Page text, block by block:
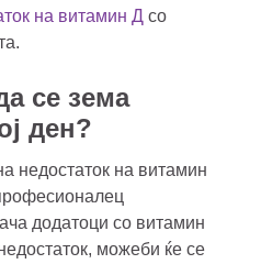
на витамин Д со
се зема
ден?
недостаток на витамин
додатоци со витамин
можеби ќе се